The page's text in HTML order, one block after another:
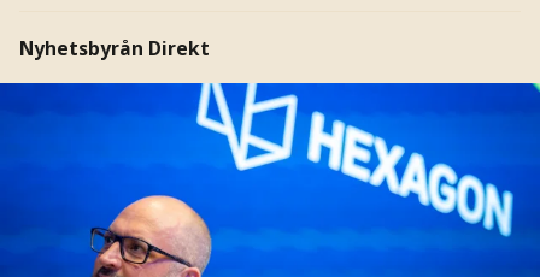
Nyhetsbyrån Direkt